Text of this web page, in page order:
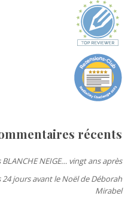
récents
BLANCHE NEIGE… vingt ans après
24 jours avant le Noël de Déborah
Mirabel